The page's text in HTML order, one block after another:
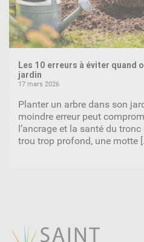
Les 10 erreurs à éviter quand
jardin
17 mars 2026
Planter un arbre dans son
moindre erreur peut
l’ancrage et la santé du
trou trop profond, une motte